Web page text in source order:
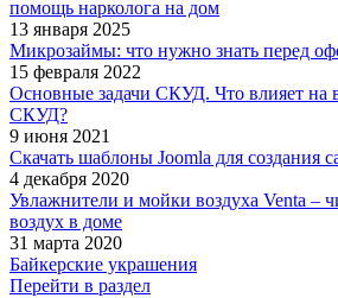
помощь нарколога на дом
13 января 2025
Микрозаймы: что нужно знать перед
15 февраля 2022
Основные задачи СКУД. Что влияет на
СКУД?
9 июня 2021
Скачать шаблоны Joomla для создания
4 декабря 2020
Увлажнители и мойки воздуха Venta –
воздух в доме
31 марта 2020
Байкерские украшения
Перейти в раздел